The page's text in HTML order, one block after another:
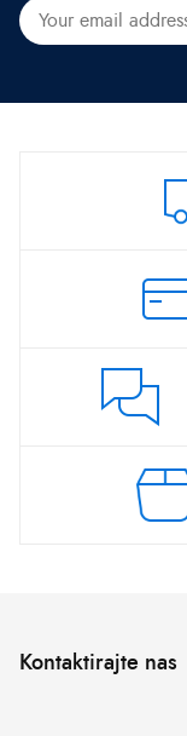
Kontaktirajte nas